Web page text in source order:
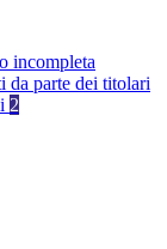
incompleta
da parte dei titolari
2